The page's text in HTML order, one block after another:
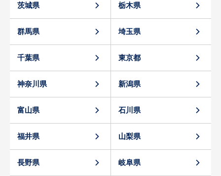
茨城県 栃木県
群馬県 埼玉県
千葉県 東京都
神奈川県 新潟県
富山県 石川県
福井県 山梨県
長野県 岐阜県